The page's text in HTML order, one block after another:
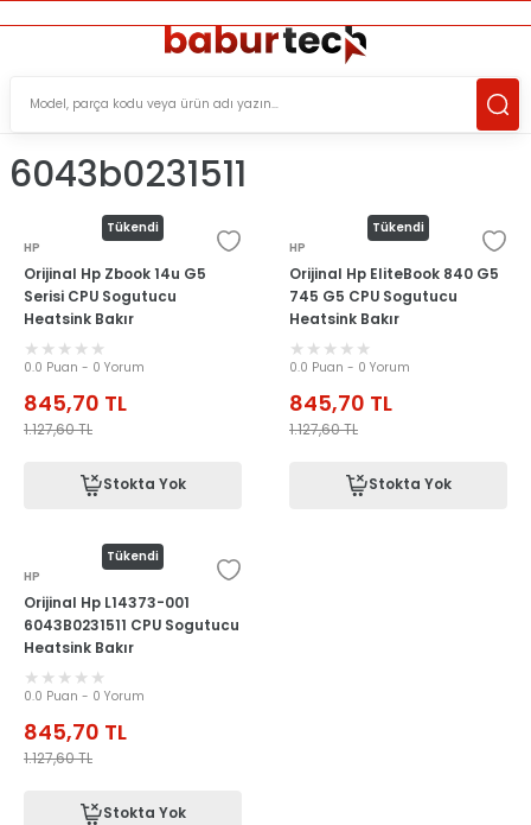
6043b0231511
Tükendi
HP
Orijinal Hp Zbook 14u G5
Serisi CPU Sogutucu
Heatsink Bakır
0.0 Puan - 0 Yorum
845,70 TL
1.127,60TL
Stokta Yok
Tükendi
HP
Orijinal Hp EliteBook 840 G5
745 G5 CPU Sogutucu
Heatsink Bakır
0.0 Puan - 0 Yorum
845,70 TL
1.127,60TL
Stokta Yok
Tükendi
HP
Orijinal Hp L14373-001
6043B0231511 CPU Sogutucu
Heatsink Bakır
0.0 Puan - 0 Yorum
845,70 TL
1.127,60TL
Stokta Yok